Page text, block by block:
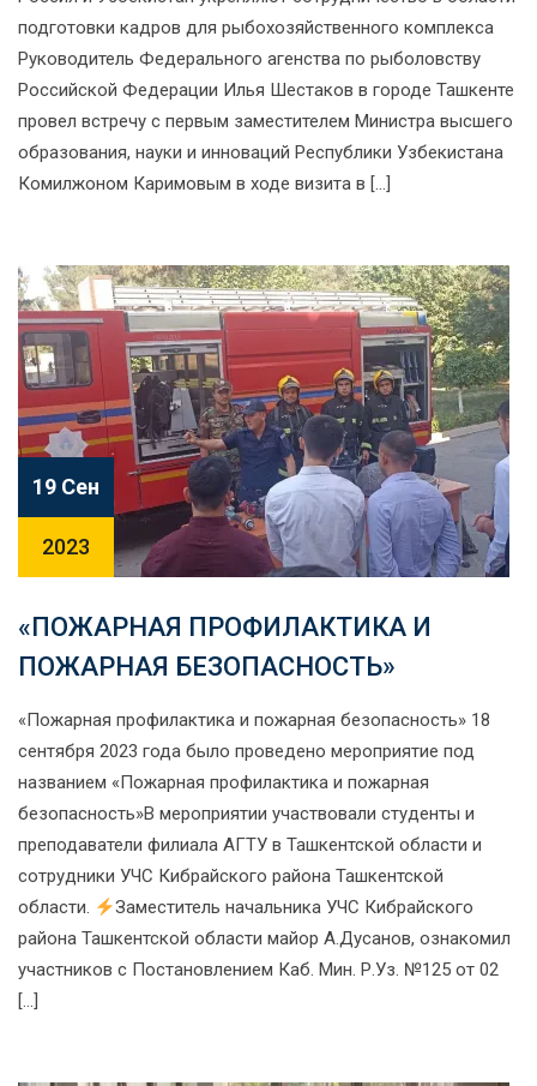
подготовки кадров для рыбохозяйственного комплекса
Руководитель Федерального агенства по рыболовству
Российской Федерации Илья Шестаков в городе Ташкенте
провел встречу с первым заместителем Министра высшего
образования, науки и инноваций Республики Узбекистана
Комилжоном Каримовым в ходе визита в […]
19 Сен
2023
«ПОЖАРНАЯ ПРОФИЛАКТИКА И
ПОЖАРНАЯ БЕЗОПАСНОСТЬ»
«Пожарная профилактика и пожарная безопасность» 18
сентября 2023 года было проведено мероприятие под
названием «Пожарная профилактика и пожарная
безопасность»В мероприятии участвовали студенты и
преподаватели филиала АГТУ в Ташкентской области и
сотрудники УЧС Кибрайского района Ташкентской
области.
Заместитель начальника УЧС Кибрайского
района Ташкентской области майор А.Дусанов, ознакомил
участников с Постановлением Каб. Мин. Р.Уз. №125 от 02
[…]